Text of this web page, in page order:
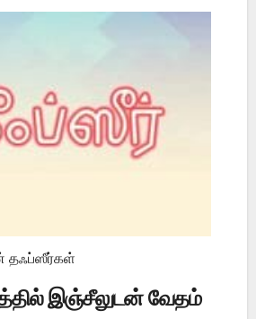
தஃப்ஸீர்கள்
இஞ்சீலுடன் வேதம்